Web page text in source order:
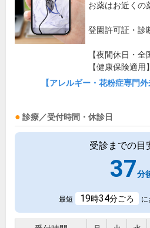
お薬はお近くの
登園許可証・診
【夜間休日・全
【健康保険適用】
【アレルギー・花粉症専門
診療／受付時間・休診日
受診までの目
37分
最短 19時34分ごろ に